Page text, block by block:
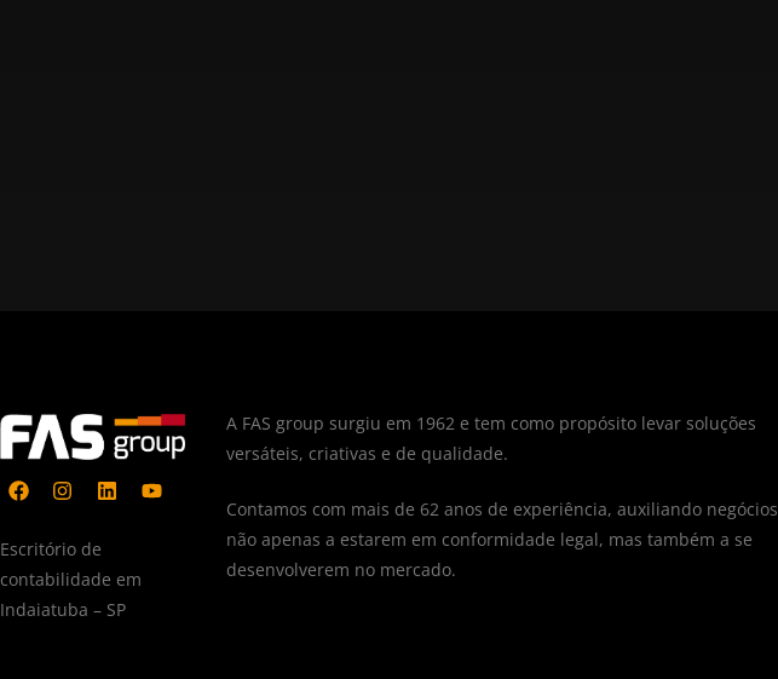
Escritório de
contabilidade em
Indaiatuba – SP
A FAS group surgiu em 1962 e tem como propósito levar soluções
versáteis, criativas e de qualidade.
Contamos com mais de 62 anos de experiência, auxiliando negócios
não apenas a estarem em conformidade legal, mas também a se
desenvolverem no mercado.